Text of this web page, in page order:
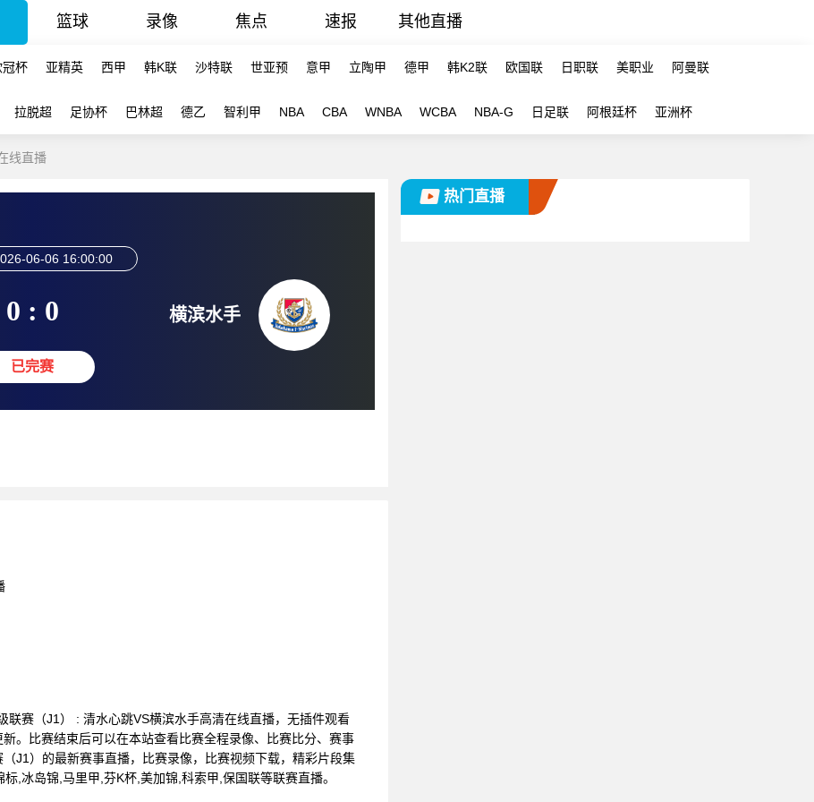
篮球 录像 焦点 速报 其他直播
冠杯 亚精英 西甲 韩K联 沙特联 世亚预 意甲 立陶甲 德甲 韩K2联 欧国联 日职联 美职业 阿曼联
拉脱超 足协杯 巴林超 德乙 智利甲 NBA CBA WNBA WCBA NBA-G 日足联 阿根廷杯 亚洲杯
线直播
06-06 16:00:00
0 : 0
已完赛
横滨水手
赛（J1） : 清水心跳VS横滨水手高清在线直播，无插件观看
。比赛结束后可以在本站查看比赛全程录像、比赛比分、赛事
J1）的最新赛事直播，比赛录像，比赛视频下载，精彩片段集
,冰岛锦,马里甲,芬K杯,美加锦,科索甲,保国联等联赛直播。
热门直播